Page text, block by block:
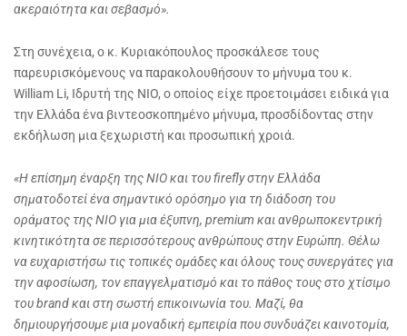
ακεραιότητα και σεβασμό».
Στη συνέχεια, ο κ. Κυριακόπουλος προσκάλεσε τους
παρευρισκόμενους να παρακολουθήσουν το μήνυμα του κ.
William Li, Ιδρυτή της NIO, ο οποίος είχε προετοιμάσει ειδικά για
την Ελλάδα ένα βιντεοσκοπημένο μήνυμα, προσδίδοντας στην
εκδήλωση μια ξεχωριστή και προσωπική χροιά.
«Η επίσημη έναρξη τηςNIOκαι τουfireflyστην Ελλάδα
σηματοδοτεί ένα σημαντικό ορόσημο για τη διάδοση του
οράματος τηςNIO για μια έξυπνη, premium και ανθρωποκεντρική
κινητικότητα σε περισσότερους ανθρώπους στην Ευρώπη. Θέλω
να ευχαριστήσω τις τοπικές ομάδες και όλους τους συνεργάτες για
την αφοσίωση, τον επαγγελματισμό και το πάθος τους στο χτίσιμο
τουbrandκαι στη σωστή επικοινωνία του. Μαζί, θα
δημιουργήσουμε μια μοναδική εμπειρία που συνδυάζει καινοτομία,